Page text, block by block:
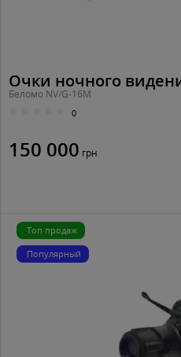
Очки ночного
Беломо NV/G-16M
0
150 000 грн
Топ продаж
Популярный